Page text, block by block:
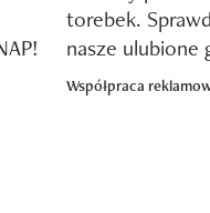
torebek.
nasze ulubione
Współpraca